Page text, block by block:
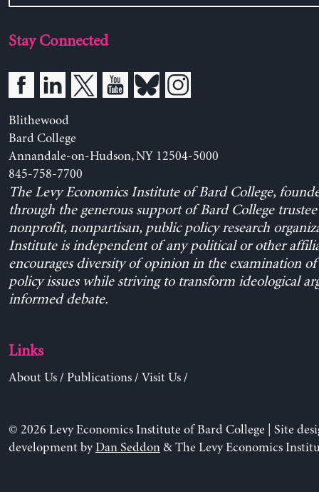
Stay Connected
Blithewood
Bard College
Annandale-on-Hudson, NY 12504-5000
845-758-7700
The Levy Economics Institute of Bard College,
through the generous support of Bard College trustee
nonprofit, nonpartisan, public policy research
Institute is independent of any political or other
encourages diversity of opinion in the examination
policy issues while striving to transform ideological
informed debate.
Links
About Us/ Publications/ Visit Us/
© 2026 Levy Economics Institute of Bard College | Site
development byDan Seddon& The Levy Economics